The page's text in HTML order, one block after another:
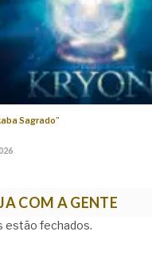
Sagrado”
COM A GENTE
estão fechados.